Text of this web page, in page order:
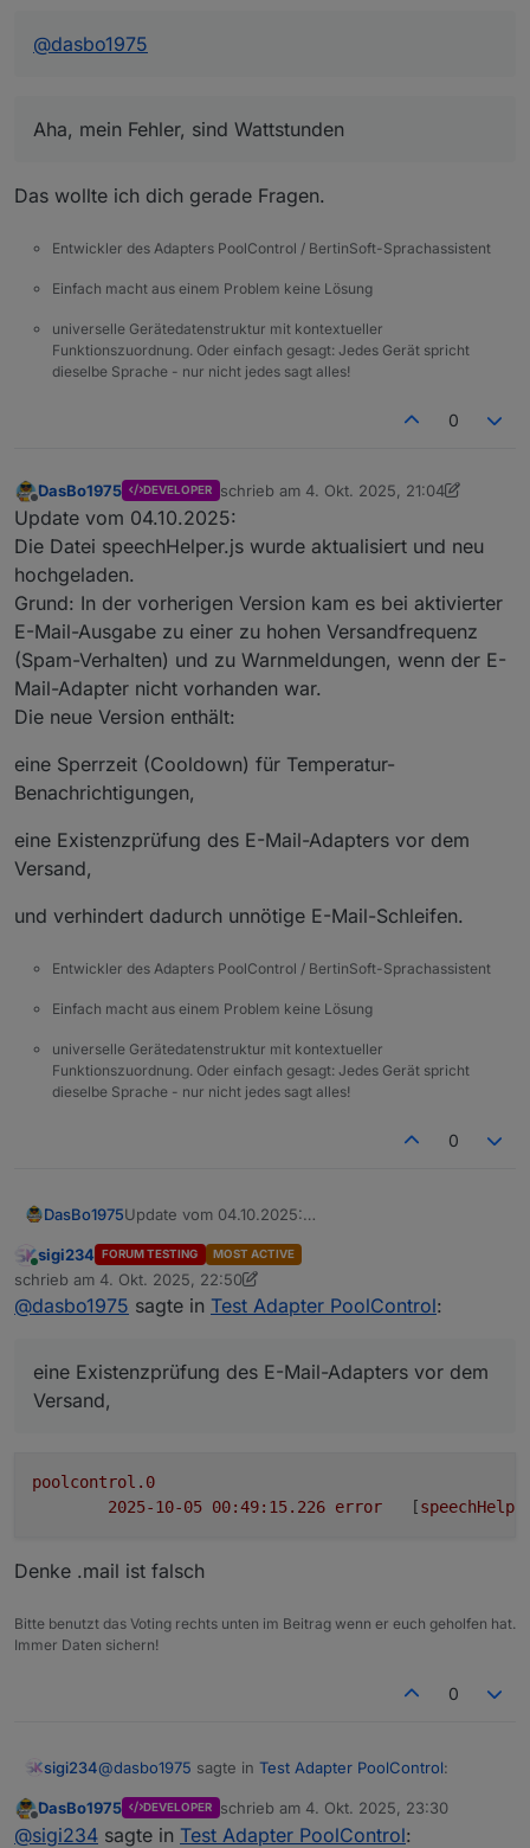
Der Test DP ist eine Funkschaltsteckdose von
Aha, mein Fehler, sind Wattstunden
@dasbo1975
Aha, mein Fehler, sind Wattstunden
Das wollte ich dich gerade Fragen.
Entwickler des Adapters PoolControl / BertinSoft-Sprachassistent
Einfach macht aus einem Problem keine Lösung
universelle Gerätedatenstruktur mit kontextueller
Funktionszuordnung. Oder einfach gesagt: Jedes Gerät spricht
dieselbe Sprache - nur nicht jedes sagt alles!
0
Offline
DasBo1975 DEVELOPER schrieb am 4. Okt. 2025, 21:04
zuletzt editiert von DasBo197510. Apr.
Update vom 04.10.2025:
Die Datei speechHelper.js wurde aktualisiert und neu
hochgeladen.
Grund: In der vorherigen Version kam es bei aktivierter
E-Mail-Ausgabe zu einer zu hohen Versandfrequenz
(Spam-Verhalten) und zu Warnmeldungen, wenn der E-
Mail-Adapter nicht vorhanden war.
Die neue Version enthält:
eine Sperrzeit (Cooldown) für Temperatur-
Benachrichtigungen,
eine Existenzprüfung des E-Mail-Adapters vor dem
Versand,
und verhindert dadurch unnötige E-Mail-Schleifen.
Entwickler des Adapters PoolControl / BertinSoft-Sprachassistent
Einfach macht aus einem Problem keine Lösung
universelle Gerätedatenstruktur mit kontextueller
Funktionszuordnung. Oder einfach gesagt: Jedes Gerät spricht
dieselbe Sprache - nur nicht jedes sagt alles!
0
DasBo1975Update vom 04.10.2025:
neu hochgeladen.
Grund: In der vorherigen Version kam es bei
aktivierter E-Mail-Ausgabe zu einer zu hohen
vorhanden war.
eine Sperrzeit (Cooldown) für Temperatur-
Benachrichtigungen,
eine Existenzprüfung des E-Mail-Adapters vor dem
Online
sigi234 FORUM TESTING MOST ACTIVE
schrieb am 4. Okt. 2025, 22:50
zuletzt editiert von sigi23410. Mai 2025, 00:51
@dasbo1975 sagte in Test Adapter PoolControl:
eine Existenzprüfung des E-Mail-Adapters vor dem
Versand,
poolcontrol.0
error
	[
Denke .mail ist falsch
Bitte benutzt das Voting rechts unten im Beitrag wenn er euch geholfen hat.
Immer Daten sichern!
0
sigi234@dasbo1975 sagte in Test Adapter PoolControl:
eine Existenzprüfung des E-Mail-Adapters vor
Offline
DasBo1975 DEVELOPER schrieb am 4. Okt. 2025, 23:30
zuletzt editiert von
@sigi234 sagte in Test Adapter PoolControl: